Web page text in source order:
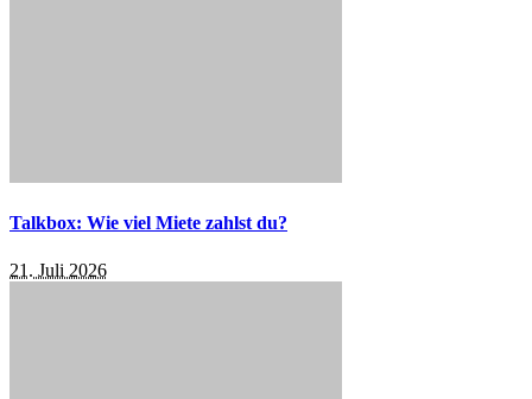
Talkbox: Wie viel Miete zahlst du?
21. Juli 2026